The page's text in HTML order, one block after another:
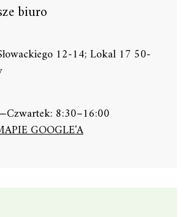
biuro
12-14; Lokal 17 50-
8:30–16:00
GOOGLE'A